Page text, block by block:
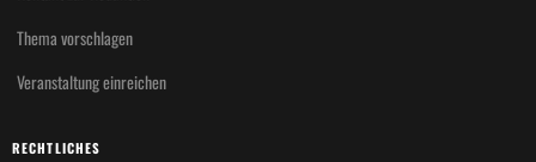
Thema vorschlagen
Veranstaltung einreichen
RECHTLICHES